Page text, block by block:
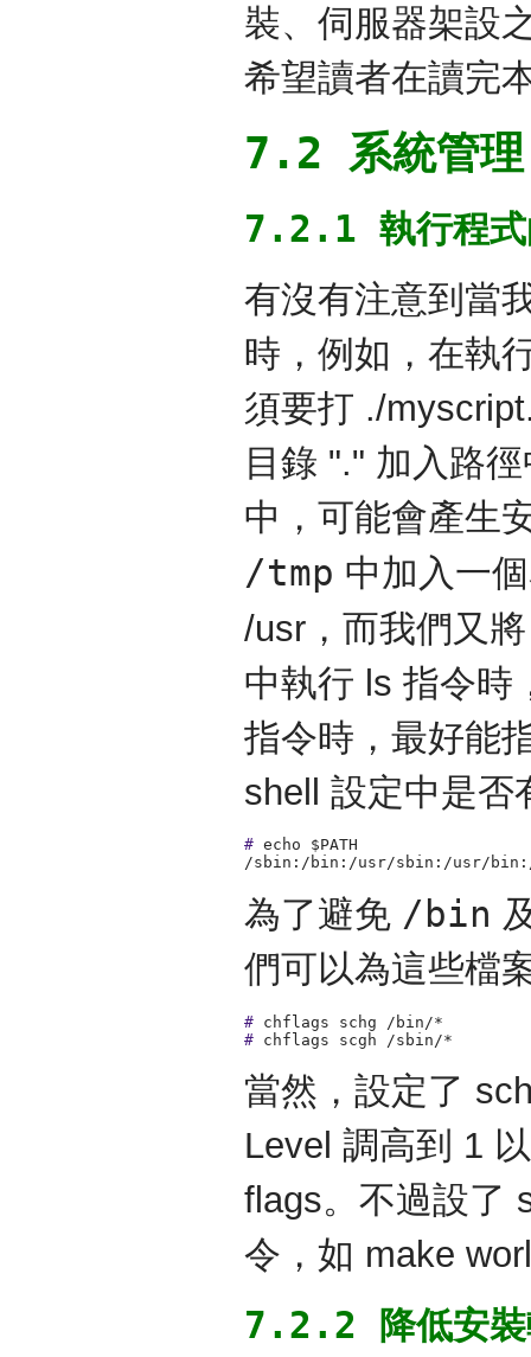
裝、伺服器架設
希望讀者在讀完
7.2 系統管理
7.2.1 執行程式
有沒有注意到當
時，例如，在執
須要打 ./
目錄 "." 加入路
中，可能會產生
/tmp 中加入一
/usr，而我們又
中執行 ls 指令時
指令時，最好能
shell 設定中是否
# echo $PATH
/sbin:/bin:/usr/sbin:/usr/
為了避免 /bin
們可以為這些檔
#
chflags schg /bin/*
#
chflags scgh /sbin/*
當然，設定了
Level 調高到 1
flags。不過設了
令，如 make
7.2.2 降低安裝